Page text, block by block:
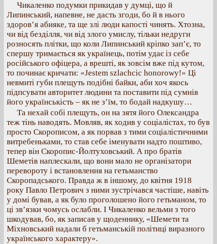
Чикаленко подумки прикидав у думці, що й
Липинський, напевне, не дасть згоди, бо й в нього
здоров’я абияке, та ще злі люди капості чинять. Хтозна,
чи від безділля, чи від злого умислу, тільки недруги
розносять плітки, що коли Липинський кріпко зап’є, то
спершу тримається як українець, потім удає із себе
російського офіцера, а врешті, як зовсім вже під кутом,
то починає кричати: «Jestem szlachcic honorowy!» Ці
невмиті губи плещуть подібні байки, аби хоч якось
підпсувати авторитет людини та поставити під сумнів
його українськість – як не з’їм, то бодай надкушу…
Та нехай собі плещуть, он на зятя його Олександра
теж тінь наводять. Мовляв, як ходив у соціалістах, то був
просто Скорописом, а як порвав з тими соціалістичними
витребеньками, то став себе іменувати надто поштиво,
тепер він Скоропис-Йолтуховський. А про братів
Шеметів наплескали, що вони мало не організатори
перевороту і встановлення на гетьманство
Скоропадського. Правда ж в іншому, до квітня 1918
року Павло Петрович з ними зустрічався частіше, навіть
у домі бував, а як було проголошено його гетьманом, то
ці зв’язки чомусь ослабли. І Чикаленко вельми з того
шкодував, бо, як записав у щоденнику, «Шемети та
Міхновський надали б гетьманській політиці виразного
українського характеру».